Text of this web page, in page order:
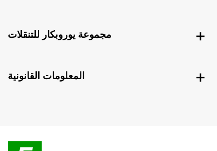
مجموعة يوروبكار للتنقلات
المعلومات القانونية